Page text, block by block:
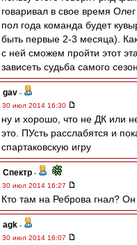
говаривал в свое время
пол года команда будет
быть первые 2-3 месяца).
с ней сможем пройти этот
зависеть судьба самого
gav -
30 июл 2014 16:30
ну и хорошо, что не ДК или
это. ПУсть расслабятся и
спартаковскую игру
Спектр -
30 июл 2014 16:27
Кто там на Реброва гнал? Он
agk -
30 июл 2014 16:07